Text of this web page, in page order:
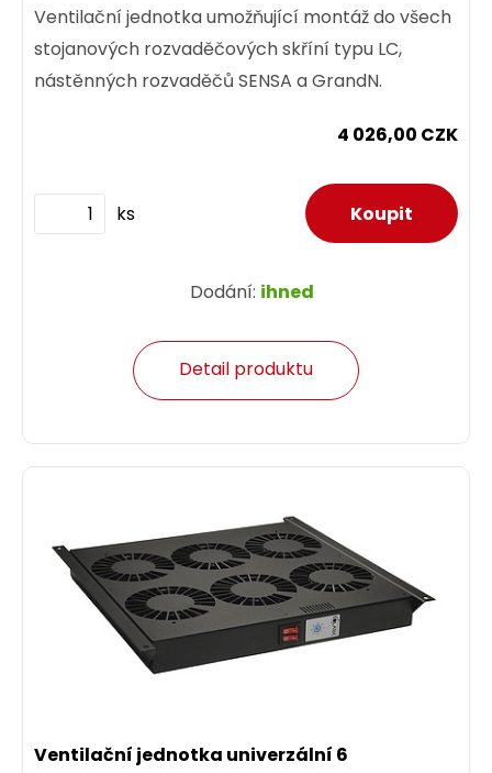
Ventilační jednotka umožňující montáž do všech
stojanových rozvaděčových skříní typu LC,
nástěnných rozvaděčů SENSA a GrandN.
4 026,00 CZK
ks
Dodání: ihned
Detail produktu
Ventilační jednotka univerzální 6